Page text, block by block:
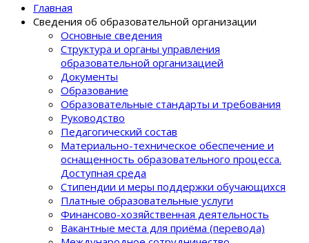
Главная
Сведения об образовательной организации
Основные сведения
Структура и органы управления
образовательной организацией
Документы
Образование
Образовательные стандарты и требования
Руководство
Педагогический состав
Материально-техническое обеспечение и
оснащенность образовательного процеcса.
Доступная среда
Стипендии и меры поддержки обучающихся
Платные образовательные услуги
Финансово-хозяйственная деятельность
Вакантные места для приёма (перевода)